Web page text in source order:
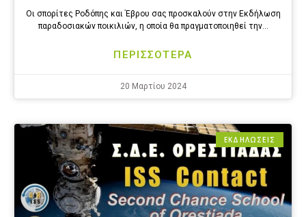
Οι σπορίτες Ροδόπης και Έβρου σας προσκαλούν στην Εκδήλωση
παραδοσιακών ποικιλιών, η οποία θα πραγματοποιηθεί την…
ΠΕΡΙΣΣΟΤΕΡΑ
20 Μαρτίου 2024
ΕΚΔΗΛΩΣΕΙΣ